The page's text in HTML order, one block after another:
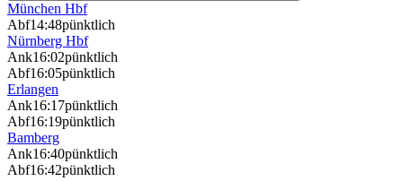
München Hbf
Abf14:48pünktlich
Nürnberg Hbf
Ank16:02pünktlich
Abf16:05pünktlich
Erlangen
Ank16:17pünktlich
Abf16:19pünktlich
Bamberg
Ank16:40pünktlich
Abf16:42pünktlich